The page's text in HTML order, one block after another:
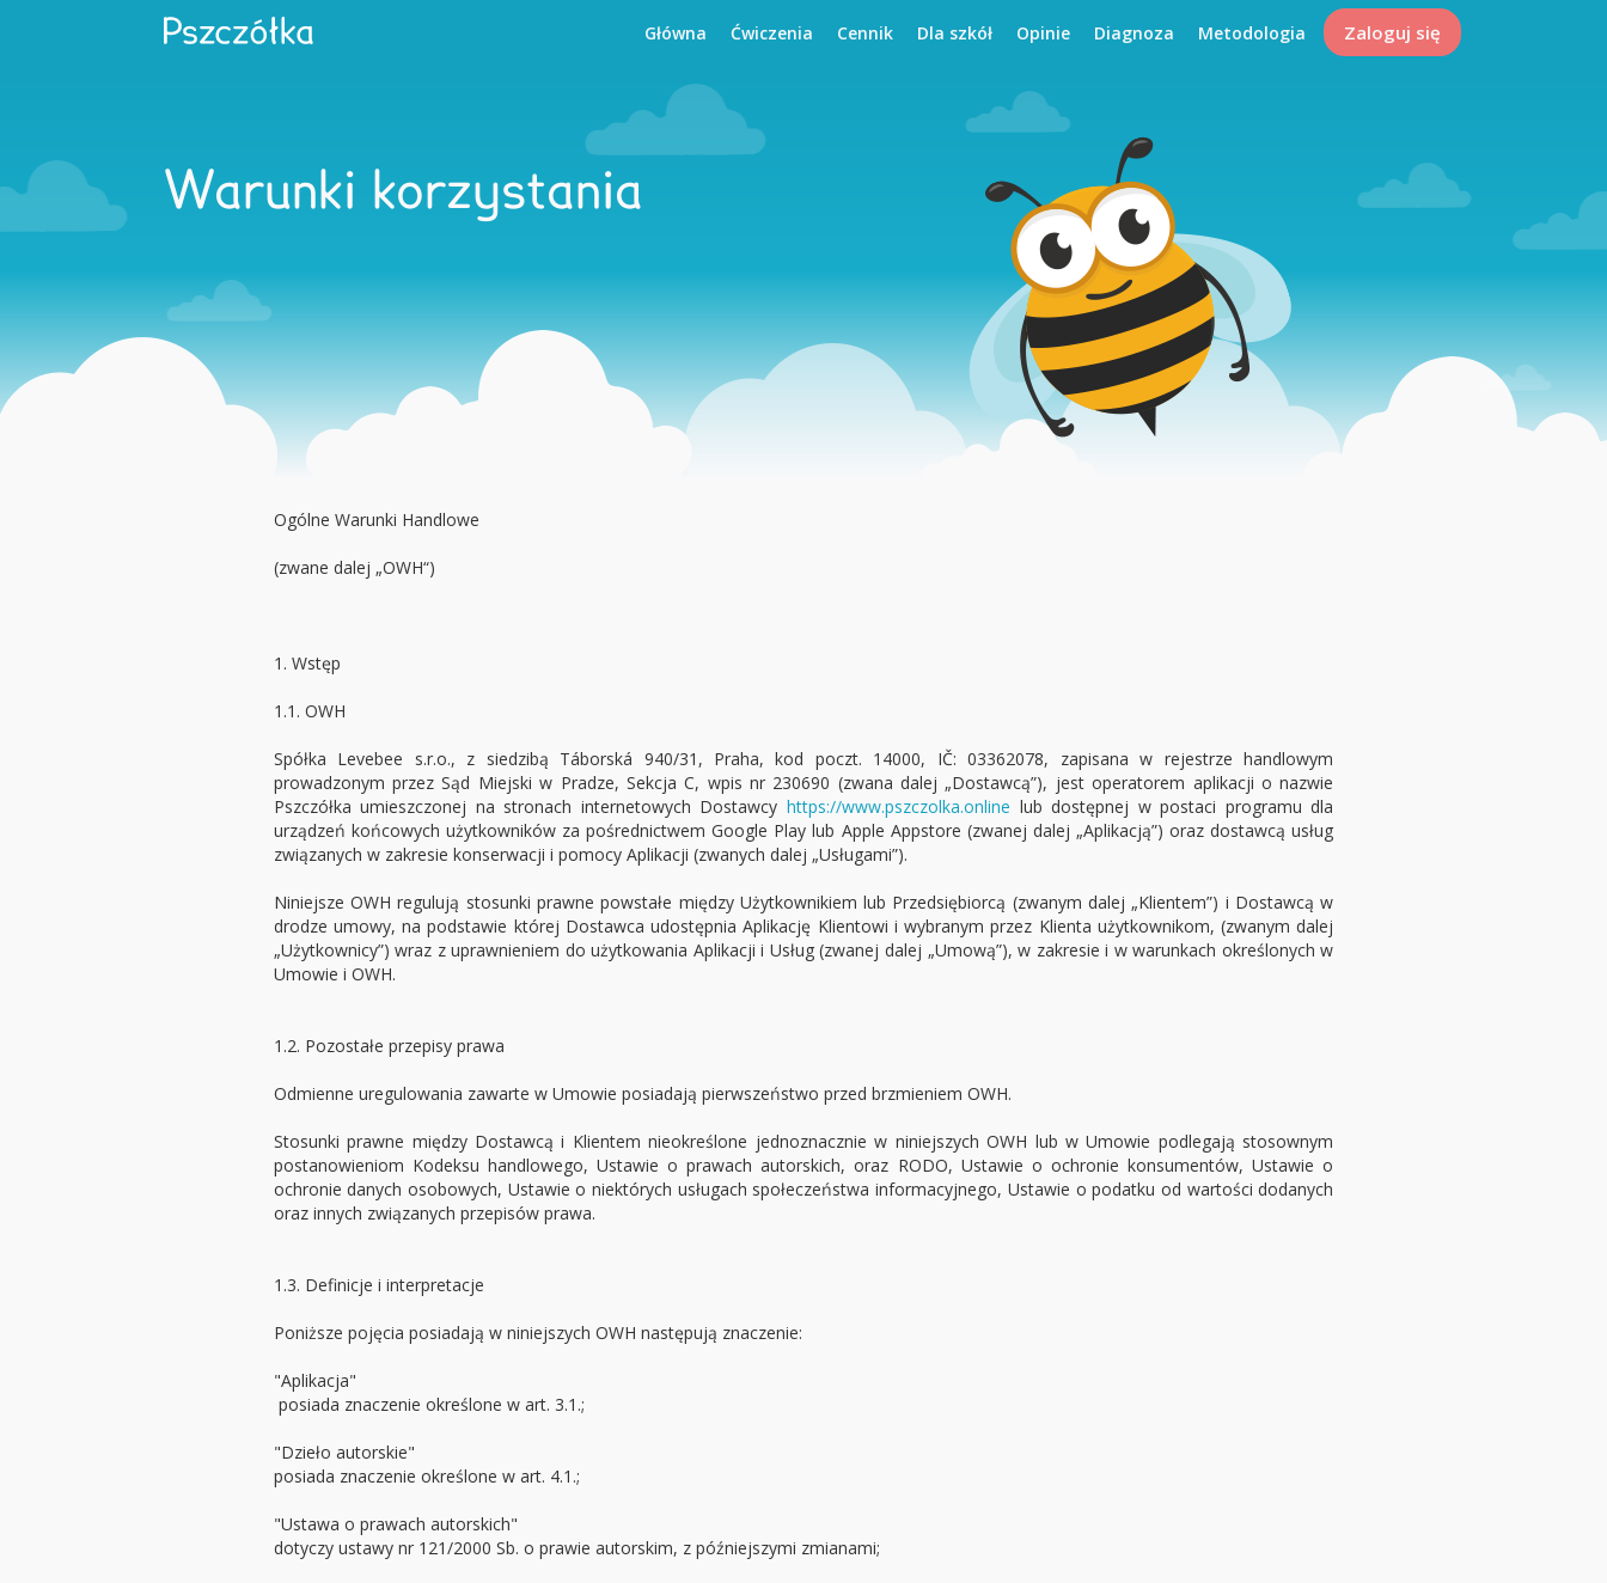
Główna Ćwiczenia Cennik Dla szkół Opinie Diagnoza Metodologia Zaloguj się
Warunki korzystania
Ogólne Warunki Handlowe
(zwane dalej „OWH“)
1. Wstęp
1.1. OWH
Spółka Levebee s.r.o., z siedzibą Táborská 940/31, Praha, kod poczt. 14000, IČ: 03362078, zapisana w rejestrze handlowym
prowadzonym przez Sąd Miejski w Pradze, Sekcja C, wpis nr 230690 (zwana dalej „Dostawcą”), jest operatorem aplikacji o nazwie
Pszczółka umieszczonej na stronach internetowych Dostawcy https://www.pszczolka.online lub dostępnej w postaci programu dla
urządzeń końcowych użytkowników za pośrednictwem Google Play lub Apple Appstore (zwanej dalej „Aplikacją”) oraz dostawcą usług
związanych w zakresie konserwacji i pomocy Aplikacji (zwanych dalej „Usługami”).
Niniejsze OWH regulują stosunki prawne powstałe między Użytkownikiem lub Przedsiębiorcą (zwanym dalej „Klientem”) i Dostawcą w
drodze umowy, na podstawie której Dostawca udostępnia Aplikację Klientowi i wybranym przez Klienta użytkownikom, (zwanym dalej
„Użytkownicy”) wraz z uprawnieniem do użytkowania Aplikacji i Usług (zwanej dalej „Umową”), w zakresie i w warunkach określonych w
Umowie i OWH.
1.2. Pozostałe przepisy prawa
Odmienne uregulowania zawarte w Umowie posiadają pierwszeństwo przed brzmieniem OWH.
Stosunki prawne między Dostawcą i Klientem nieokreślone jednoznacznie w niniejszych OWH lub w Umowie podlegają stosownym
postanowieniom Kodeksu handlowego, Ustawie o prawach autorskich, oraz RODO, Ustawie o ochronie konsumentów, Ustawie o
ochronie danych osobowych, Ustawie o niektórych usługach społeczeństwa informacyjnego, Ustawie o podatku od wartości dodanych
oraz innych związanych przepisów prawa.
1.3. Definicje i interpretacje
Poniższe pojęcia posiadają w niniejszych OWH następują znaczenie:
"Aplikacja"
posiada znaczenie określone w art. 3.1.;
"Dzieło autorskie"
posiada znaczenie określone w art. 4.1.;
"Ustawa o prawach autorskich"
dotyczy ustawy nr 121/2000 Sb. o prawie autorskim, z późniejszymi zmianami;